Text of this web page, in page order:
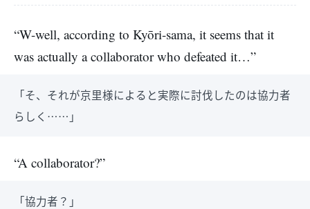
“W-well, according to Kyōri-sama, it seems that it
was actually a collaborator who defeated it…”
「そ、それが京里様によると実際に討伐したのは協力者
らしく……」
“A collaborator?”
「協力者？」